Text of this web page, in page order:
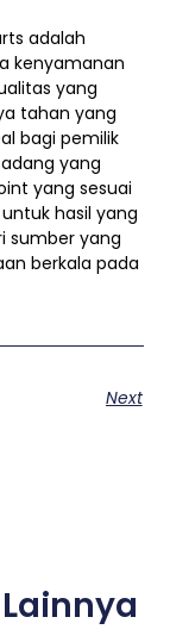
adalah
kenyamanan
yang
tahan yang
bagi pemilik
yang
yang sesuai
hasil yang
sumber yang
berkala pada
Next